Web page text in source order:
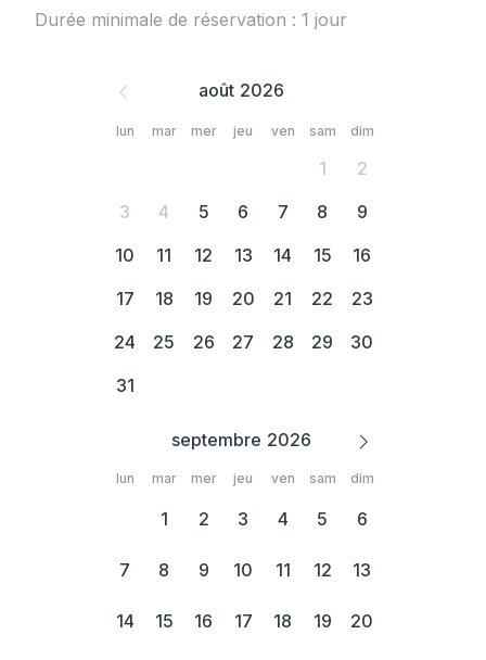
Durée minimale de réservation : 1 jour
août
septembre
lun mar mer jeu ven sam dim
1
2
3
4 5 6 7 8
9
10
11 12 13 14 15
16
17
18 19 20 21 22
23
24
25 26 27 28 29
30
31
lun mar mer jeu ven sam dim
1 2 3 4 5 6
7 8 9 10 11 12 13
14 15 16 17 18 19 20